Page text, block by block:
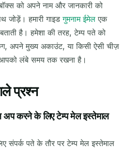
को अपने नाम और जानकारी को
जोड़ें। हमारी गाइडगुमनाम ईमेल एक
है। हमेशा की तरह, टेम्प पते को
अपने मुख्य अकाउंट, या किसी ऐसी चीज़
लंबे समय तक रखना है।
प्रश्न
अप करने के लिए टेम्प मेल इस्तेमाल
संपर्क पते के तौर पर टेम्प मेल इस्तेमाल